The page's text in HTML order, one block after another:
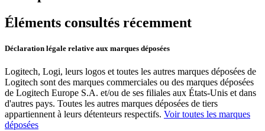
Éléments consultés récemment
Déclaration légale relative aux marques déposées
Logitech, Logi, leurs logos et toutes les autres marques déposées de
Logitech sont des marques commerciales ou des marques déposées
de Logitech Europe S.A. et/ou de ses filiales aux États-Unis et dans
d'autres pays. Toutes les autres marques déposées de tiers
appartiennent à leurs détenteurs respectifs. Voir toutes les marques
déposées